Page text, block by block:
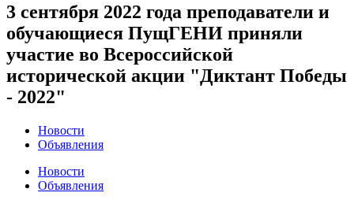
3 сентября 2022 года преподаватели и
обучающиеся ПущГЕНИ приняли
участие во Всероссийской
исторической акции "Диктант Победы
- 2022"
Новости
Объявления
Новости
Объявления